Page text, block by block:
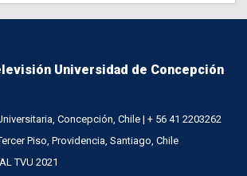
Universidad de Concepción
Concepción, Chile | + 56 41 2203262
Piso, Providencia, Santiago, Chile
TVU 2021